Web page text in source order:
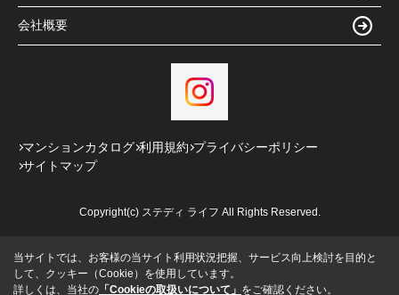
会社概要
マンションカタログ 利用規約 プライバシーポリシー
サイトマップ
Copyright(c) ステディ ライフ All Rights Reserved.
当サイトでは、お客様の当サイト利用状況把握、サービス向上検討を目的と
して、クッキー（Cookie）を使用しています。
詳しくは、当社の 「Cookieの取扱いについて」 をご確認ください。